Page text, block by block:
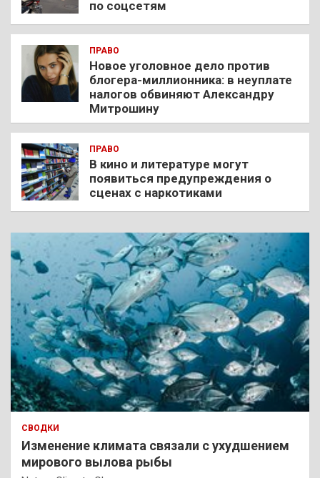
по соцсетям
ПРАВО
Новое уголовное дело против
блогера-миллионника: в неуплате
налогов обвиняют Александру
Митрошину
ПРАВО
В кино и литературе могут
появиться предупреждения о
сценах с наркотиками
СВОДКИ
Изменение климата связали с ухудшением
мирового вылова рыбы